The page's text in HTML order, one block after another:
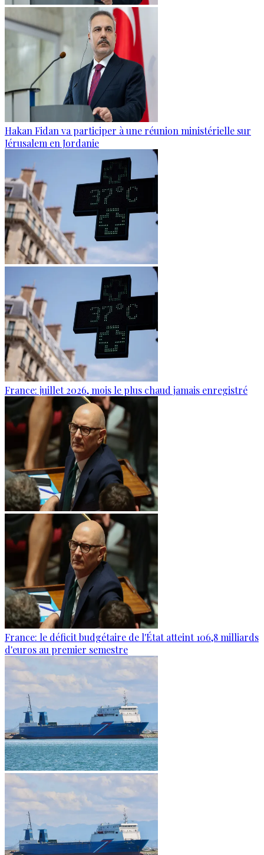
Hakan Fidan va participer à une réunion ministérielle sur
Jérusalem en Jordanie
France: juillet 2026, mois le plus chaud jamais enregistré
France: le déficit budgétaire de l'État atteint 106,8 milliards
d'euros au premier semestre